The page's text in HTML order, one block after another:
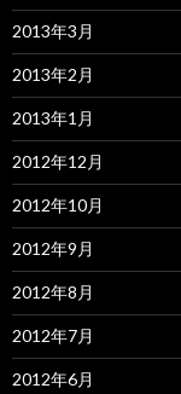
2013年3月
2013年2月
2013年1月
2012年12月
2012年10月
2012年9月
2012年8月
2012年7月
2012年6月